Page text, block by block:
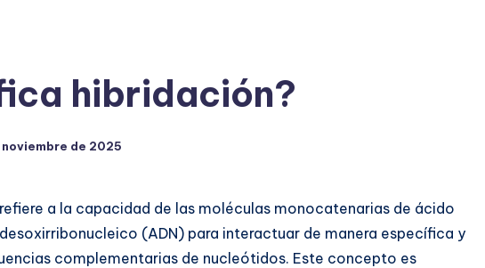
hibridación?
noviembre de 2025
a la capacidad de las moléculas monocatenarias de ácido
(ADN) para interactuar de manera específica y
complementarias de nucleótidos. Este concepto es